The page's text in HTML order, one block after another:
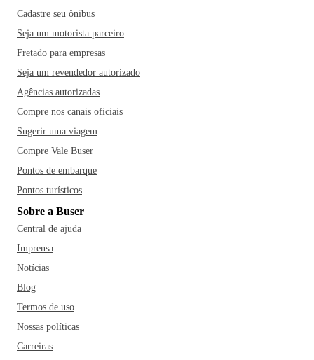
Cadastre seu ônibus
Seja um motorista parceiro
Fretado para empresas
Seja um revendedor autorizado
Agências autorizadas
Compre nos canais oficiais
Sugerir uma viagem
Compre Vale Buser
Pontos de embarque
Pontos turísticos
Sobre a Buser
Central de ajuda
Imprensa
Notícias
Blog
Termos de uso
Nossas políticas
Carreiras